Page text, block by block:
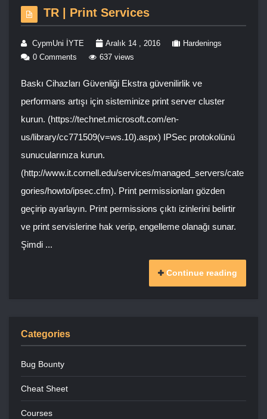
TR | Print Services
CypmUni İYTE Aralık 14 , 2016
Hardenings
0 Comments
637 views
Baskı Cihazları Güvenliği Ekstra güvenilirlik ve
performans artışı için sisteminize print server cluster
kurun. (https://technet.microsoft.com/en-
us/library/cc771509(v=ws.10).aspx) IPSec protokolünü
sunucularınıza kurun.
(http://www.it.cornell.edu/services/managed_servers/cate
gories/howto/ipsec.cfm). Print permissionları gözden
geçirip ayarlayın. Print permissions çıktı izinlerini belirtir
ve print servislerine hak verip, engelleme olanağı sunar.
Şimdi ...
Continue reading
Categories
Bug Bounty
Cheat Sheet
Courses